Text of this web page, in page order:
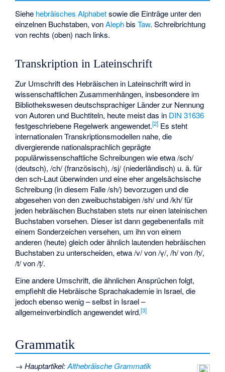
Siehe hebräisches Alphabetsowie die Einträge unter den
einzelnen Buchstaben, vonAlephbisTaw. Schreibrichtung
von rechts (oben) nach links.
Transkription in Lateinschrift
Zur Umschrift des Hebräischen in Lateinschrift wird in
wissenschaftlichen Zusammenhängen, insbesondere im
Bibliothekswesen deutschsprachiger Länder zur Nennung
von Autoren und Buchtiteln, heute meist das in DIN 31636
festgeschriebene Regelwerk angewendet.[2] Es steht
internationalen Transkriptionsmodellen nahe, die
divergierende nationalsprachlich geprägte
populärwissenschaftliche Schreibungen wie etwa /sch/
(deutsch), /ch/ (französisch), /sj/ (niederländisch) u. ä. für
den sch-Laut überwinden und eine eher angelsächsische
Schreibung (in diesem Falle /sh/) bevorzugen und die
abgesehen von den zweibuchstabigen /sh/ und /kh/ für
jeden hebräischen Buchstaben stets nur einen lateinischen
Buchstaben vorsehen. Dieser ist dann gegebenenfalls mit
einem Sonderzeichen versehen, um ihn von einem
anderen (heute) gleich oder ähnlich lautenden hebräischen
Buchstaben zu unterscheiden, etwa /v/ von /ṿ/, /h/ von /ḥ/,
/t/ von /ṭ/.
Eine andere Umschrift, die ähnlichen Ansprüchen folgt,
empfiehlt die Hebräische Sprachakademie in Israel, die
jedoch ebenso wenig – selbst in Israel –
allgemeinverbindlich angewendet wird.[3]
Grammatik
→Hauptartikel:Althebräische Grammatik